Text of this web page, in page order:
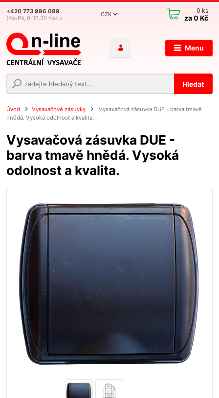
Menu
CZK
Hledat
+420 773 996 089
(Po-Pá, 8-16.30 hod.)
0 ks
za0 Kč
Úvod Vysavačové zásuvky
Vysavačová zásuvka DUE - barva tmavě
hnědá. Vysoká odolnost a kvalita.
Vysavačová zásuvka DUE -
barva tmavě hnědá. Vysoká
odolnost a kvalita.